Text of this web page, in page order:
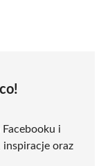
Facebooku i
oraz